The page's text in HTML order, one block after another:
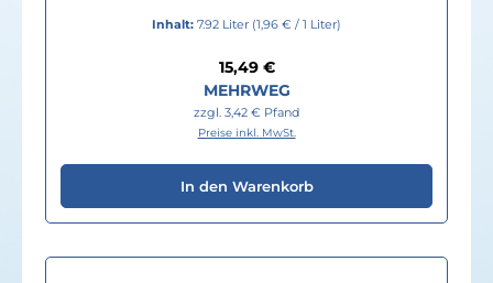
Inhalt: 7.92 Liter (1,96 € / 1 Liter)
Regulärer Preis:
15,49 €
MEHRWEG
zzgl. 3,42 € Pfand
Preise inkl. MwSt.
In den Warenkorb